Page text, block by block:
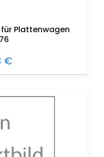
Plattenwagen
€